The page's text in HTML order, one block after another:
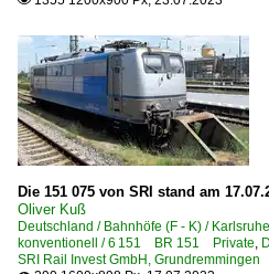
Die 151 075 von SRI stand am
Oliver Kuß
Deutschland / Bahnhöfe (F - K) /
konventionell / 6 151 BR 151 Private,
SRI Rail Invest GmbH, Grundremmingen